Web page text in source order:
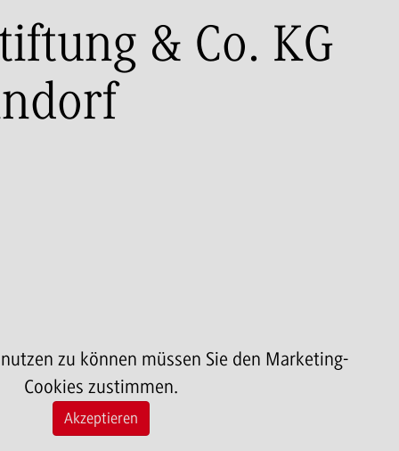
& Co. KG
zu können müssen Sie den Marketing-
Cookies zustimmen.
Akzeptieren